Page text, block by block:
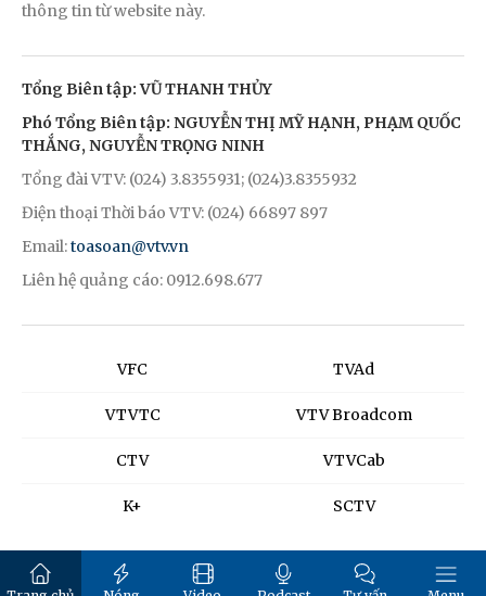
thông tin từ website này.
Tổng Biên tập: VŨ THANH THỦY
Phó Tổng Biên tập: NGUYỄN THỊ MỸ HẠNH, PHẠM QUỐC
THẮNG, NGUYỄN TRỌNG NINH
Tổng đài VTV: (024) 3.8355931; (024)3.8355932
Điện thoại Thời báo VTV: (024) 66897 897
Email:toasoan@vtv.vn
Liên hệ quảng cáo: 0912.698.677
VFC
VTVTC
CTV
K+
TVAd
VTV Broadcom
VTVCab
SCTV